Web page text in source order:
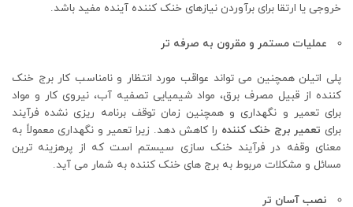
خروجی یا ارتقا برای برآوردن نیازهای خنک ‌کننده آینده مفید باشد.
عملیات مستمر و مقرون به صرفه تر
پلی اتیلن همچنین می تواند عواقب مورد انتظار و نامناسب کار برج خنک
کننده از قبیل مصرف برق، مواد شیمیایی تصفیه آب، نیروی کار و مواد
برای تعمیر و نگهداری و همچنین زمان توقف برنامه ریزی نشده فرآیند
برای تعمیر برج خنک کننده را کاهش دهد. زیرا تعمیر و نگهداری معمولاً به
معنای وقفه در فرآیند خنک سازی سیستم است که از پرهزینه ترین
مسائل و مشکلات مربوط به برج های خنک کننده به شمار می آید.
نصب آسان تر